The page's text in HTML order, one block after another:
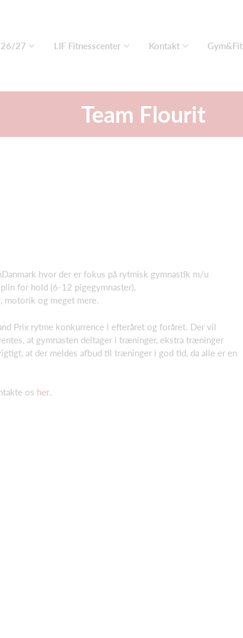
27 LIF Fitnesscenter Kontakt Gym&Fit
Team Flourit
hvor der er fokus på rytmisk gymnastik m/u
for hold (6-12 pigegymnaster).
motorik og meget mere.
Prix rytme konkurrence i efteråret og foråret. Der vil
at gymnasten deltager i træninger, ekstra træninger
at der meldes afbud til træninger i god tid, da alle er en
os her.